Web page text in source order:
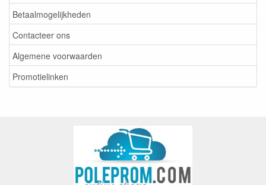
Betaalmogelijkheden
Contacteer ons
Algemene voorwaarden
Promotielinken